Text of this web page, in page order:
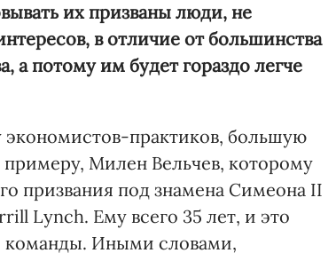
их призваны люди, не
в отличие от большинства
а потому им будет гораздо легче
экономистов-практиков, большую
примеру, Милен Вельчев, которому
призвания под знамена Симеона II
Lynch. Ему всего 35 лет, и это
команды. Иными словами,